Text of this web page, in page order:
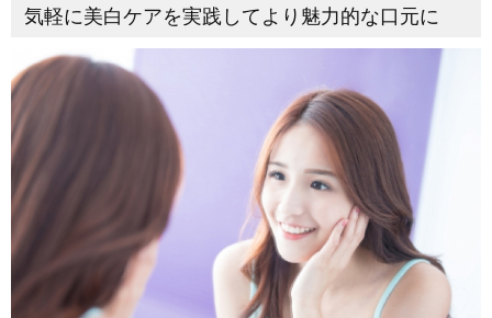
気軽に美白ケアを実践してより魅力的な口元に